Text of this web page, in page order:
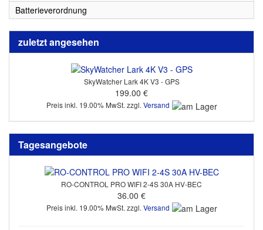
Batterieverordnung
zuletzt angesehen
SkyWatcher Lark 4K V3 - GPS
199.00 €
Preis inkl. 19.00% MwSt. zzgl.Versand
Tagesangebote
RO-CONTROL PRO WIFI 2-4S 30A HV-BEC
36.00 €
Preis inkl. 19.00% MwSt. zzgl. Versand